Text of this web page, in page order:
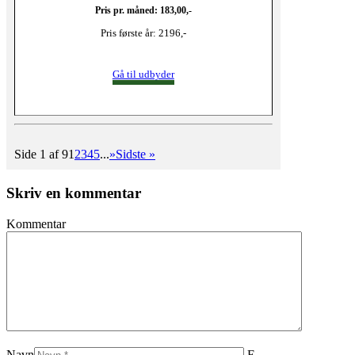
Pris pr. måned: 183,00,-
Pris første år: 2196,-
Gå til udbyder
Side 1 af 91 2345...»Sidste »
Skriv en kommentar
Kommentar